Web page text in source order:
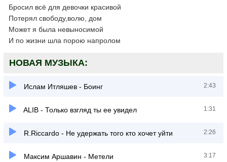
Бросил всё для девочки красивой
Потерял свободу,волю, дом
Может я была невыносимой
И по жизни шла порою напролом
НОВАЯ МУЗЫКА:
Ислам Итляшев - Боинг 2:43
ALIB - Только взгляд ты ее увидел 1:31
R.Riccardo - Не удержать того кто хочет уйти 2:26
Максим Аршавин - Метели 3:17